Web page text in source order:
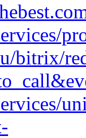
bitrix/